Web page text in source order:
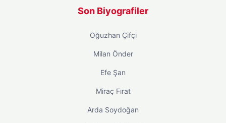
Son Biyografiler
Oğuzhan Çifçi
Milan Önder
Efe Şan
Miraç Fırat
Arda Soydoğan